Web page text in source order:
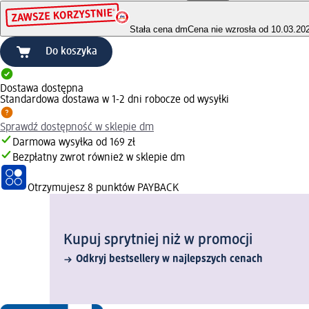
Stała cena dmCena nie wzrosła od
Do koszyka
Dostawa dostępna
Standardowa dostawa w 1-2 dni robocze od wysyłki
Sprawdź dostępność w sklepie dm
Darmowa wysyłka od 169 zł
Bezpłatny zwrot również w sklepie dm
Otrzymujesz 8 punktów PAYBACK
Kupuj sprytniej niż w promocji
Odkryj bestsellery w najlepszych cenach